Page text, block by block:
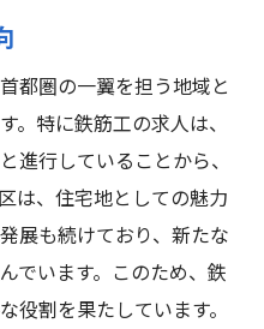
都圏の一翼を担う地域と
。特に鉄筋工の求人は、
進行していることから、
は、住宅地としての魅力
展も続けており、新たな
でいます。このため、鉄
役割を果たしています。